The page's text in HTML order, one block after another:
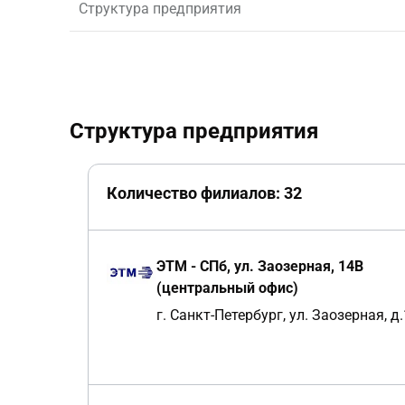
Структура предприятия
Структура предприятия
Количество филиалов: 32
ЭТМ - СПб, ул. Заозерная, 14В
(центральный офис)
г. Санкт-Петербург, ул. Заозерная,